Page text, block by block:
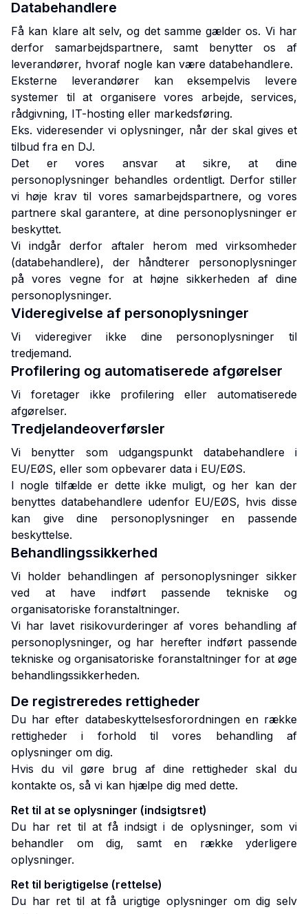
Databehandlere
Få kan klare alt selv, og det samme gælder os. Vi har
derfor samarbejdspartnere, samt benytter os af
leverandører, hvoraf nogle kan være databehandlere.
Eksterne leverandører kan eksempelvis levere
systemer til at organisere vores arbejde, services,
rådgivning, IT-hosting eller markedsføring.
Eks. videresender vi oplysninger, når der skal gives et
tilbud fra en DJ.
Det er vores ansvar at sikre, at dine
personoplysninger behandles ordentligt. Derfor stiller
vi høje krav til vores samarbejdspartnere, og vores
partnere skal garantere, at dine personoplysninger er
beskyttet.
Vi indgår derfor aftaler herom med virksomheder
(databehandlere), der håndterer personoplysninger
på vores vegne for at højne sikkerheden af dine
personoplysninger.
Videregivelse af personoplysninger
Vi videregiver ikke dine personoplysninger til
tredjemand.
Profilering og automatiserede afgørelser
Vi foretager ikke profilering eller automatiserede
afgørelser.
Tredjelandeoverførsler
Vi benytter som udgangspunkt databehandlere i
EU/EØS, eller som opbevarer data i EU/EØS.
I nogle tilfælde er dette ikke muligt, og her kan der
benyttes databehandlere udenfor EU/EØS, hvis disse
kan give dine personoplysninger en passende
beskyttelse.
Behandlingssikkerhed
Vi holder behandlingen af personoplysninger sikker
ved at have indført passende tekniske og
organisatoriske foranstaltninger.
Vi har lavet risikovurderinger af vores behandling af
personoplysninger, og har herefter indført passende
tekniske og organisatoriske foranstaltninger for at øge
behandlingssikkerheden.
De registreredes rettigheder
Du har efter databeskyttelsesforordningen en række
rettigheder i forhold til vores behandling af
oplysninger om dig.
Hvis du vil gøre brug af dine rettigheder skal du
kontakte os, så vi kan hjælpe dig med dette.
Ret til at se oplysninger (indsigtsret)
Du har ret til at få indsigt i de oplysninger, som vi
behandler om dig, samt en række yderligere
oplysninger.
Ret til berigtigelse (rettelse)
Du har ret til at få urigtige oplysninger om dig selv